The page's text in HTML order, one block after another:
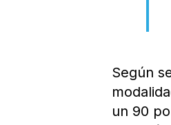
Según
un 90